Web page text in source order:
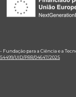
para a Ciência e a
UID/PRR/04647/2025